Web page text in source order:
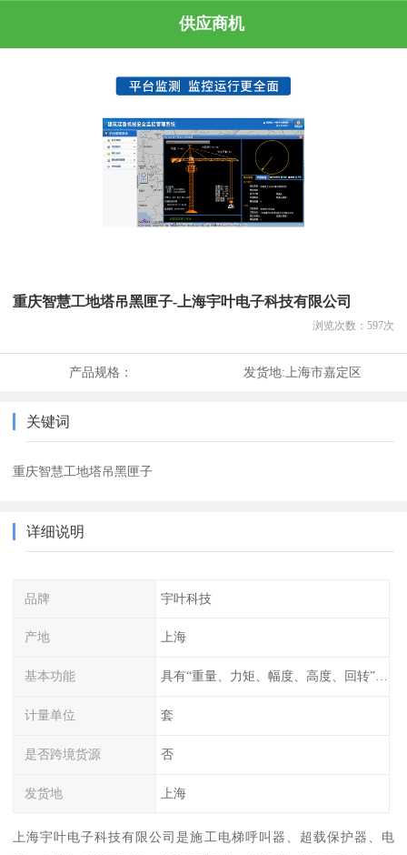
供应商机
重庆智慧工地塔吊黑匣子-上海宇叶电子科技有限公司
浏览次数： 597次
产品规格： 发货地:上海市嘉定区
关键词
重庆智慧工地塔吊黑匣子
详细说明
品牌 宇叶科技
产地 上海
基本功能 具有“重量、力矩、幅度、高度、回转”等参数的显示、记录、报警功
计量单位 套
是否跨境货源 否
发货地 上海
上海宇叶电子科技有限公司是施工电梯呼叫器、超载保护器、电